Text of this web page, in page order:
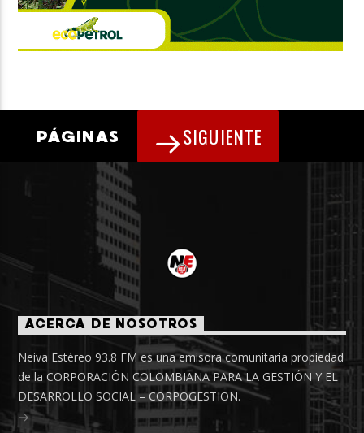
PÁGINAS SIGUIENTE
ACERCA DE NOSOTROS
Neiva Estéreo 93.8 FM es una emisora comunitaria propiedad
de la CORPORACIÓN COLOMBIANA PARA LA GESTIÓN Y EL
DESARROLLO SOCIAL – CORPOGESTION.